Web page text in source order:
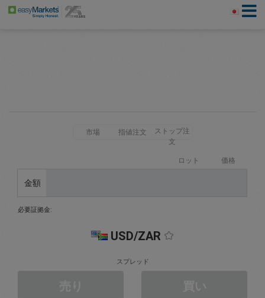
市場 指値注文
ストップ注
文
ロット 価格
金額
必要証拠金:
USD/ZAR
スプレッド